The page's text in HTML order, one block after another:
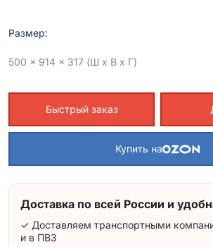
Размер:
500 x 914 x 317 (Ш x В x Г)
Быстрый заказ
Купить на
Доставка по всей России и
✓ Доставляем транспортными
и в ПВЗ